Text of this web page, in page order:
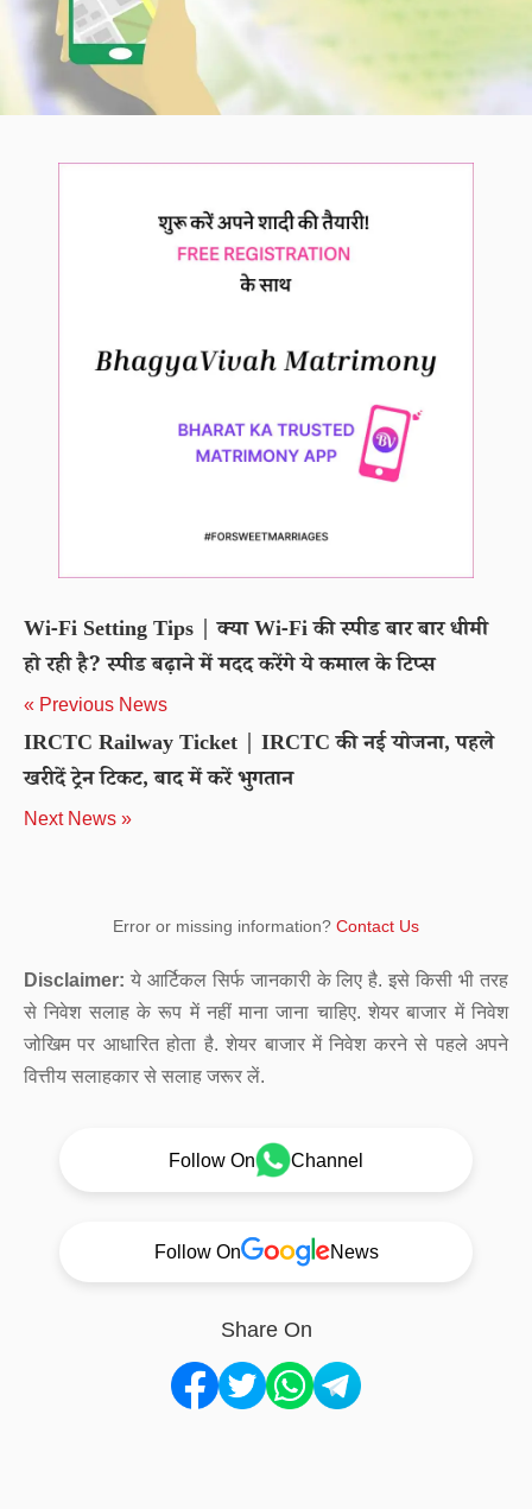
Wi-Fi Setting Tips | क्या Wi-Fi की स्पीड बार बार धीमी
हो रही है? स्पीड बढ़ाने में मदद करेंगे ये कमाल के टिप्स
« Previous News
IRCTC Railway Ticket | IRCTC की नई योजना, पहले
खरीदें ट्रेन टिकट, बाद में करें भुगतान
Next News »
Error or missing information? Contact Us
Disclaimer: ये आर्टिकल सिर्फ जानकारी के लिए है. इसे किसी भी तरह
से निवेश सलाह के रूप में नहीं माना जाना चाहिए. शेयर बाजार में निवेश
जोखिम पर आधारित होता है. शेयर बाजार में निवेश करने से पहले अपने
वित्तीय सलाहकार से सलाह जरूर लें.
Follow On Channel
Follow On News
Share On